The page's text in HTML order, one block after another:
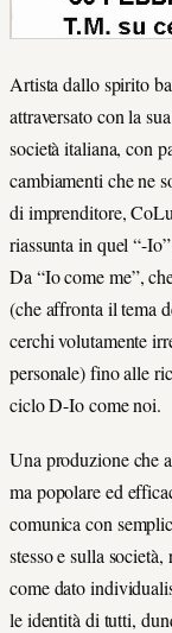
Artista dallo spirito
attraversato con la
società italiana, con
cambiamenti che ne
di imprenditore,
riassunta in quel “-
Da “Io come me”,
(che affronta il tema
cerchi volutamente
personale) fino alle
ciclo D-Io come noi.
Una produzione che
ma popolare ed
comunica con
stesso e sulla
come dato
le identità di tutti,